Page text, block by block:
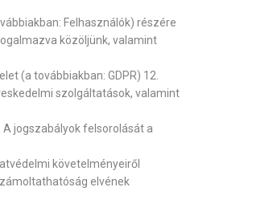
Felhasználók) részére
közöljünk, valamint
(a továbbiakban: GDPR) 12.
szolgáltatások, valamint
jogszabályok felsorolását a
követelményeiről
elvének